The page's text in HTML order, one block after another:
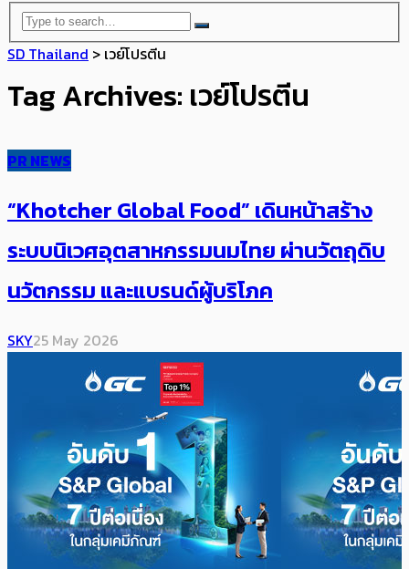
SD Thailand > เวย์โปรตีน
Tag Archives: เวย์โปรตีน
PR NEWS
“Khotcher Global Food” เดินหน้าสร้าง
ระบบนิเวศอุตสาหกรรมนมไทย ผ่านวัตถุดิบ
นวัตกรรม และแบรนด์ผู้บริโภค
SKY25 May 2026